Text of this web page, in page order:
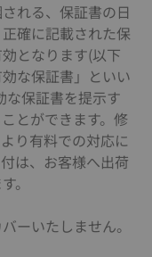
れる、保証書の日
確に記載された保
となります(以下
な保証書」といい
な保証書を提示す
とができます。修
り有料での対応に
は、お客様へ出荷
。
ーいたしません。